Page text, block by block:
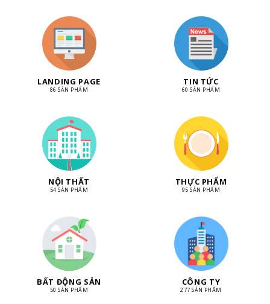
LANDING PAGE
86 SẢN PHẨM
TIN TỨC
60 SẢN PHẨM
NỘI THẤT
54 SẢN PHẨM
THỰC PHẨM
95 SẢN PHẨM
BẤT ĐỘNG SẢN
50 SẢN PHẨM
CÔNG TY
277 SẢN PHẨM